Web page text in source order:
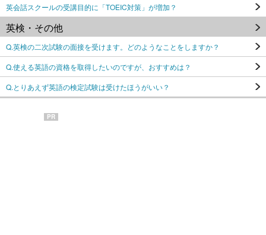
英会話スクールの受講目的に「TOEIC対策」が増加？
英検・その他
Q.英検の二次試験の面接を受けます。どのようなことをしますか？
Q.使える英語の資格を取得したいのですが、おすすめは？
Q.とりあえず英語の検定試験は受けたほうがいい？
PR